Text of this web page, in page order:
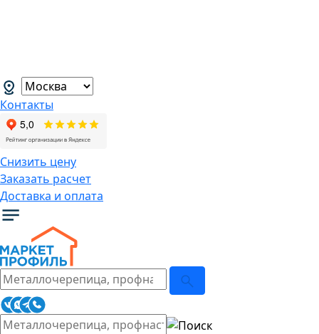
Контакты
Снизить цену
Заказать расчет
Доставка и оплата